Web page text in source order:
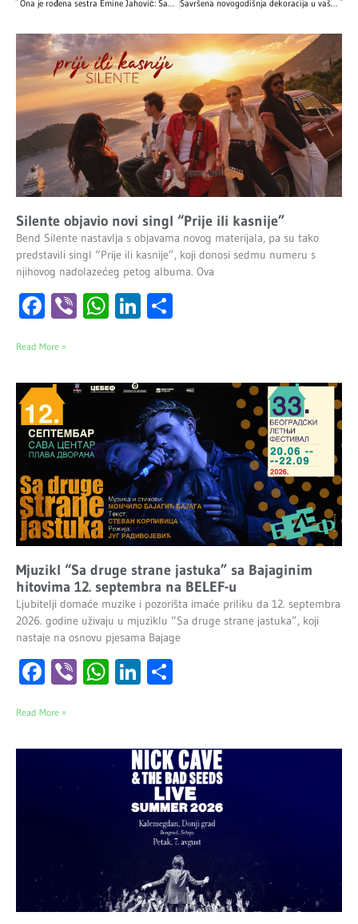
Ona je rođena sestra Emine Jahović: Sabina se bavi ozbiljnim zanimanjem, a evo kako izgleda – fanovi tvrde da su kao bliznakinje! Savršena novogodišnja dekoracija u vašem domu: 10 jednostavnih ideja kako da uredite svoj prostor sa malo novca
Silente objavio novi singl “Prije ili kasnije”
Bend Silente nastavlja s objavama novog materijala, pa su tako
predstavili singl “Prije ili kasnije”, koji donosi sedmu numeru s
njihovog nadolazećeg petog albuma. Ova
Facebook
ViberWhatsApp
LinkedIn
Read More »
Mjuzikl “Sa druge strane jastuka” sa Bajaginim
hitovima 12. septembra na BELEF-u
Ljubitelji domaće muzike i pozorišta imaće priliku da 12. septembra
2026. godine uživaju u mjuziklu “Sa druge strane jastuka”, koji
nastaje na osnovu pjesama Bajage
Facebook
ViberWhatsApp
LinkedIn
Read More »